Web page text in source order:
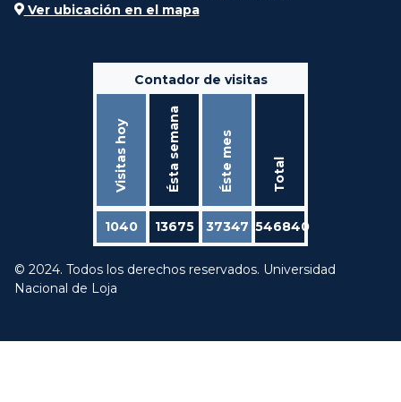
Ver ubicación en el mapa
Contador de visitas
Visitas hoy Ésta semana Éste mes Total
1040 13675 37347 546840
© 2024. Todos los derechos reservados. Universidad
Nacional de Loja